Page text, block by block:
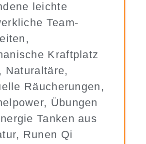
leichte
Team-
Kraftplatz
Naturaltäre,
Räucherungen,
Übungen
Tanken aus
Runen Qi